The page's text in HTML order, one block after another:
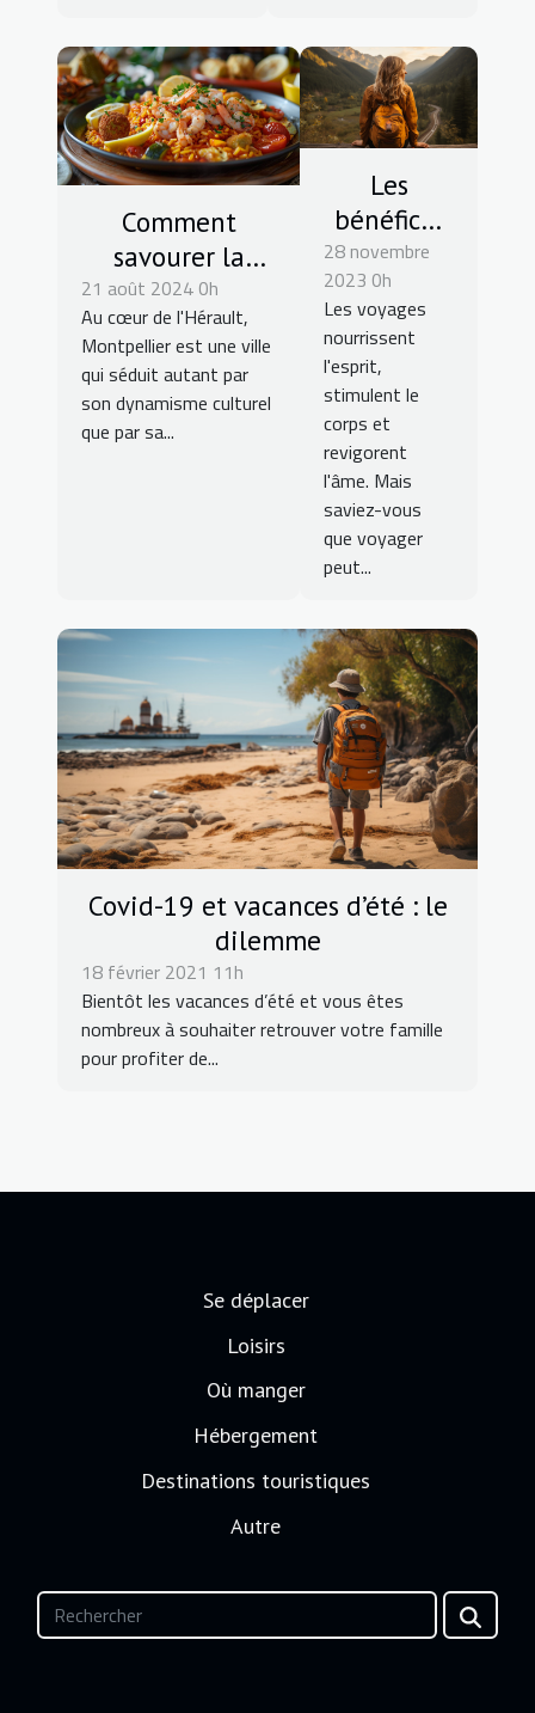
Comment
savourer la
gastronomie
montpelliéraine
sans se ruiner
21 août 2024 0h
Au cœur de l'Hérault,
Montpellier est une ville
qui séduit autant par
son dynamisme culturel
que par sa...
Les
bénéfices
du voyage
sur la
santé
mentale
28 novembre
2023 0h
Les voyages
nourrissent
l'esprit,
stimulent le
corps et
revigorent
l'âme. Mais
saviez-vous
que voyager
peut...
Covid-19 et vacances d’été : le
dilemme
18 février 2021 11h
Bientôt les vacances d’été et vous êtes
nombreux à souhaiter retrouver votre famille
pour profiter de...
Se déplacer
Loisirs
Où manger
Hébergement
Destinations touristiques
Autre